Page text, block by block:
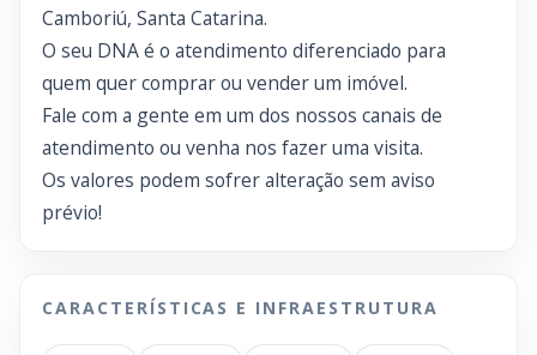
Camboriú, Santa Catarina.
O seu DNA é o atendimento diferenciado para
quem quer comprar ou vender um imóvel.
Fale com a gente em um dos nossos canais de
atendimento ou venha nos fazer uma visita.
Os valores podem sofrer alteração sem aviso
prévio!
CARACTERÍSTICAS E INFRAESTRUTURA